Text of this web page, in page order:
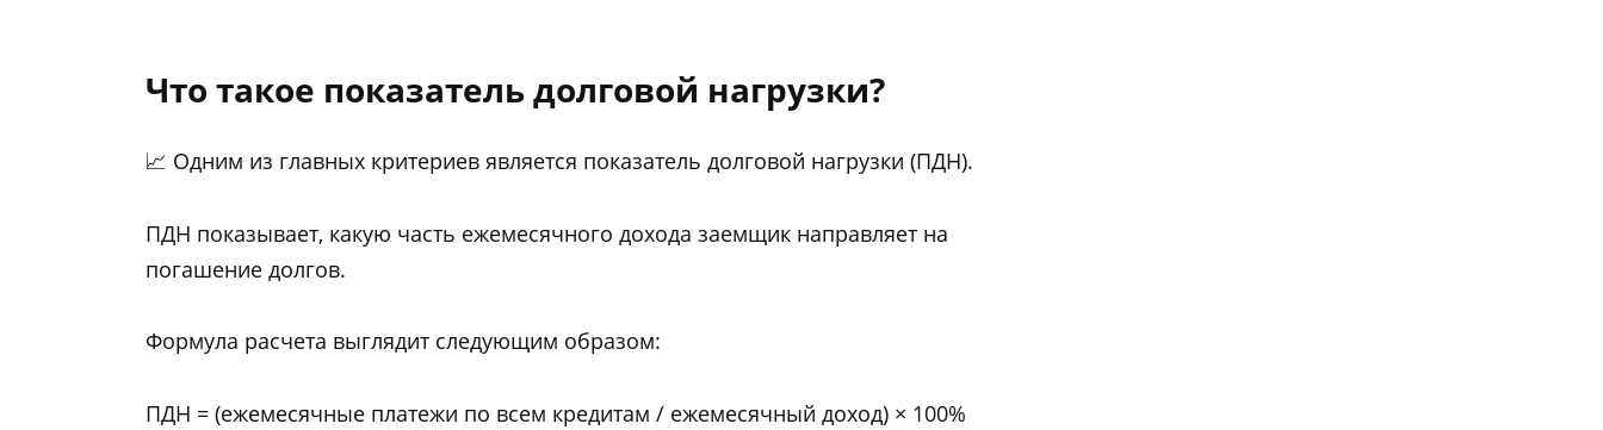
Что такое показатель долговой нагрузки?
📈 Одним из главных критериев является показатель долговой нагрузки (ПДН).
ПДН показывает, какую часть ежемесячного дохода заемщик направляет на
погашение долгов.
Формула расчета выглядит следующим образом:
ПДН = (ежемесячные платежи по всем кредитам / ежемесячный доход) × 100%